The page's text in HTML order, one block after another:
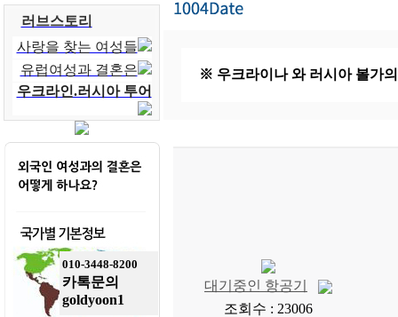
러브스토리
사랑을 찾는 여성들
유럽여성과 결혼은
우크라인.러시아 투어
010-3448-8200
카톡문의
goldyoon1
※ 우크라이나 와 러시아 볼가
대기중인 항공기
조회수 : 23006